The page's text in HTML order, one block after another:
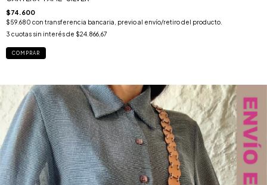
$74.600
$59.680 con transferencia bancaria, previo al envío/retiro del producto.
3 cuotas sin interés de $24.866,67